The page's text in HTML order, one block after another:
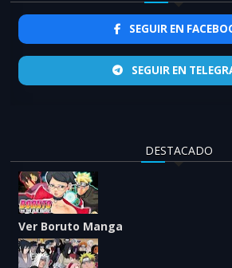
SEGUIR EN
SEGUIR EN
DESTACADO
Ver Boruto Manga